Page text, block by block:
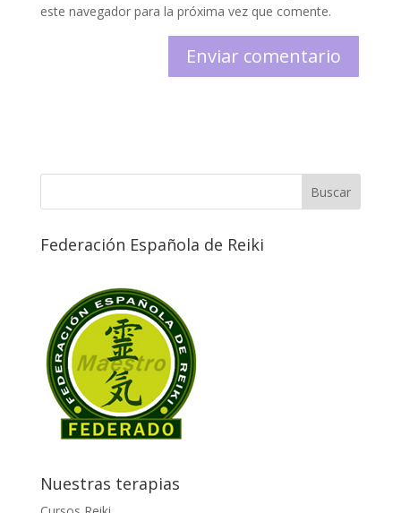
este navegador para la próxima vez que comente.
Federación Española de Reiki
Nuestras terapias